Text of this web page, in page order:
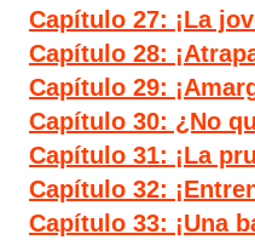
Capítulo 27: ¡La
Capítulo 28:
Capítulo 29:
Capítulo 30: ¿No
Capítulo 31: ¡La
Capítulo 32:
Capítulo 33: ¡Una